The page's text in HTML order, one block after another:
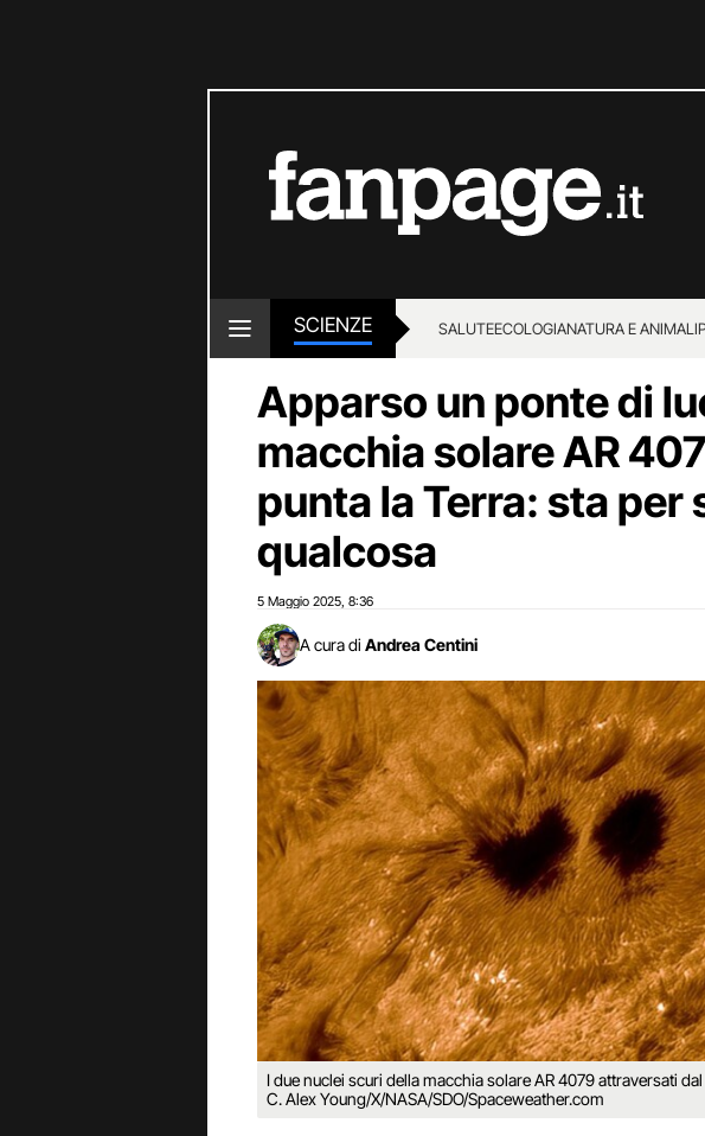
SCIENZE SALUTEECOLOGIANATURA E ANIMALI
Apparso un ponte di
macchia solare AR
punta la Terra: sta per
qualcosa
5 Maggio 2025 8:36
A cura di Andrea Centini
I due nuclei scuri della macchia solare AR 4079 attraversati
C. Alex Young/X/NASA/SDO/Spaceweather.com